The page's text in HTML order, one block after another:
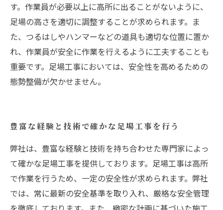
す。作業員が必要以上に高所に出ることがないように、
足場の高さを適切に調整することが求められます。ま
た、つるはしやハンマーなどの道具も適切な位置に置か
れ、作業員が安全に作業を行えるように工夫することも
重要です。足場工事においては、安全性を高めるための
態勢整備が欠かせません。
豊富な経験と技術で確かな足場工事を行う
弊社は、豊富な経験と技術を持ち合わせた専門家によっ
て確かな足場工事を提供しております。足場工事は高所
で作業を行うため、一定の安全性が求められます。弊社
では、常に最新の安全基準を取り入れ、厳格な安全管理